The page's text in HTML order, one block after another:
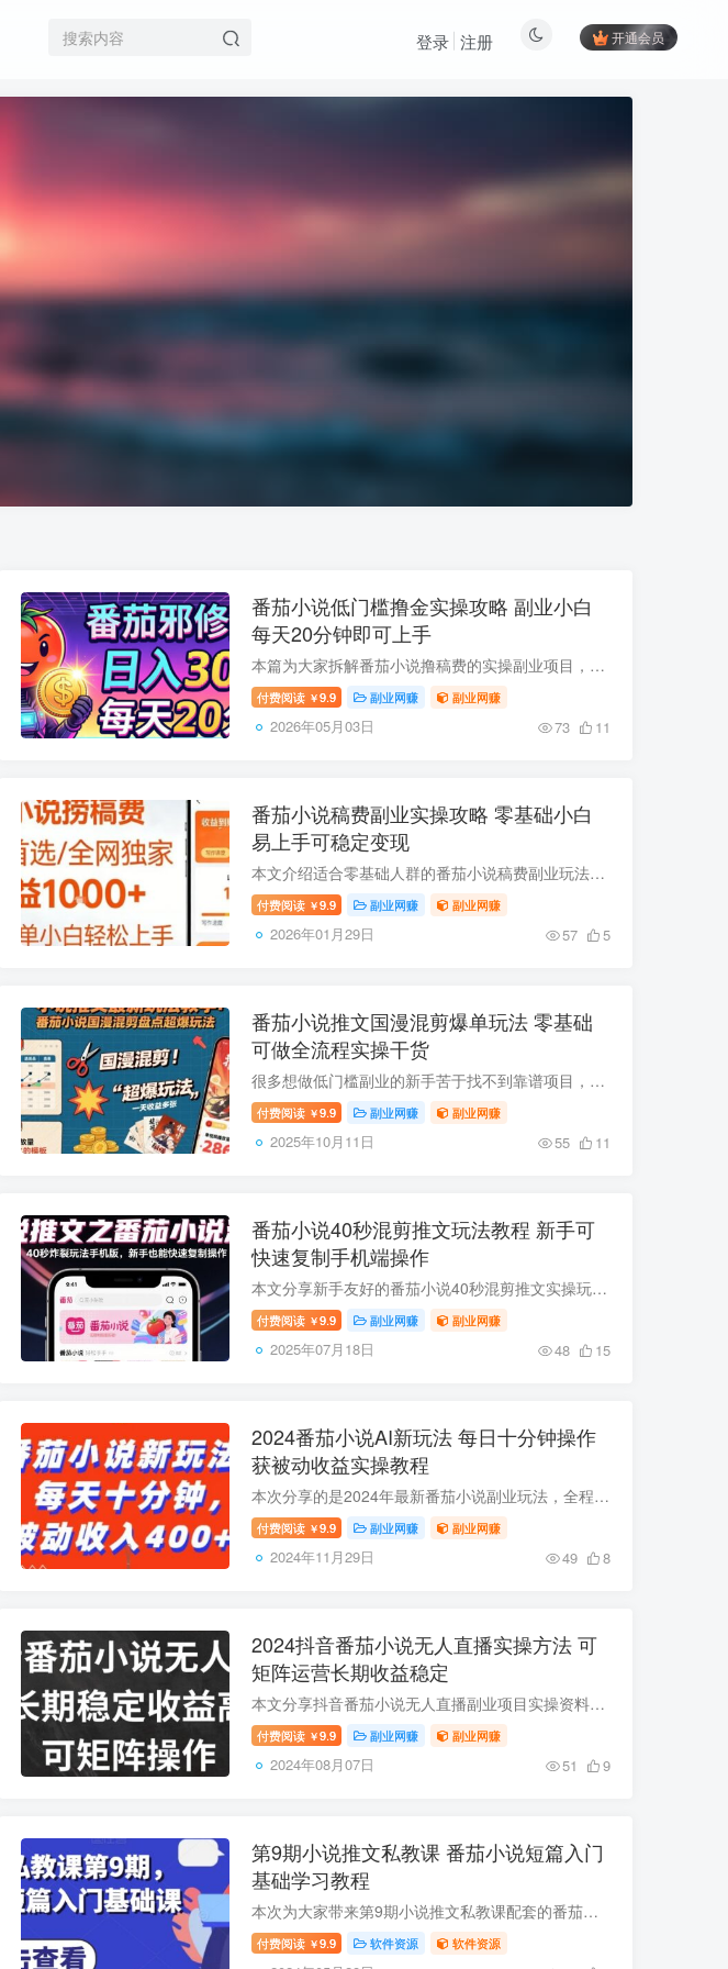
开通会员
登录 注册
番茄小说低门槛撸金实操攻略 副业小白
每天20分钟即可上手
本篇为大家拆解番茄小说撸稿费的实操副业项目，该项目对接头部作者优质内容资源，无需自行创作，也无文笔、养号、粉丝量要求，每天仅需投入20到30分钟碎片时间做搬运运营即可，合规操作收益稳定...
付费阅读 ￥9.9 副业网赚 副业网赚
2026年05月03日 73 11
番茄小说稿费副业实操攻略 零基础小白
易上手可稳定变现
本文介绍适合零基础人群的番茄小说稿费副业玩法，对接优质原创内容资源可保障番茄平台签约通过率，配套专属流量运营体系，前期铺垫基础数据，后期依托自然流量即可获得稳定收益，达标还可领取平...
付费阅读 ￥9.9 副业网赚 副业网赚
2026年01月29日 57 5
番茄小说推文国漫混剪爆单玩法 零基础
可做全流程实操干货
很多想做低门槛副业的新手苦于找不到靠谱项目，近期番茄小说推文的国漫混剪新玩法跑出了不少高收益案例，该玩法对剪辑基础要求极低，只要发布作品有用户点击阅读原文即可获佣，单份收益9-11元。...
付费阅读 ￥9.9 副业网赚 副业网赚
2025年10月11日 55 11
番茄小说40秒混剪推文玩法教程 新手可
快速复制手机端操作
本文分享新手友好的番茄小说40秒混剪推文实操玩法，全程可在手机端完成，仅需借助微配音工具制作音频、完成简单剪辑后即可发布，后续按要求完成回填流程就能跑通整个项目，操作门槛低易复制，适...
付费阅读 ￥9.9 副业网赚 副业网赚
2025年07月18日 48 15
2024番茄小说AI新玩法 每日十分钟操作
获被动收益实操教程
本次分享的是2024年最新番茄小说副业玩法，全程可借助现有AI工具实现低门槛无脑操作，每天仅需抽出十分钟时间打理，即可获得稳定被动收益。内容包含完整的项目介绍、前期准备事项及全流程操作步...
付费阅读 ￥9.9 副业网赚 副业网赚
2024年11月29日 49 8
2024抖音番茄小说无人直播实操方法 可
矩阵运营长期收益稳定
本文分享抖音番茄小说无人直播副业项目实操资料，该项目无需出镜露脸，仅需一部手机即可在抖音平台运营，操作门槛低适配人群广，支持矩阵化布局放大规模，收益长期稳定。相关资料仅供合规学习使...
付费阅读 ￥9.9 副业网赚 副业网赚
2024年08月07日 51 9
第9期小说推文私教课 番茄小说短篇入门
基础学习教程
本次为大家带来第9期小说推文私教课配套的番茄小说短篇入门基础课程资源，包含新人必学小说推文基础课、私教课核心教学两大视频模块，均为MP4格式，适合零经验想入行小说推文、运营番茄短篇内容...
付费阅读 ￥9.9 软件资源 软件资源